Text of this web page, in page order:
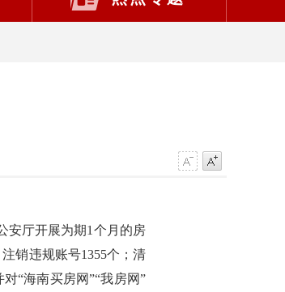
安厅开展为期1个月的房
销违规账号1355个；清
“海南买房网”“我房网”